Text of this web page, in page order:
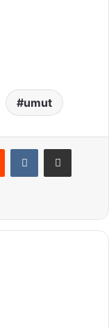
umut
Reddit VKontakteE-Posta ile paylaş